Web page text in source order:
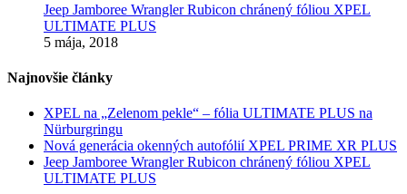
Jeep Jamboree Wrangler Rubicon chránený fóliou XPEL
ULTIMATE PLUS
5 mája, 2018
Najnovšie články
XPEL na „Zelenom pekle“ – fólia ULTIMATE PLUS na
Nürburgringu
Nová generácia okenných autofólií XPEL PRIME XR PLUS
Jeep Jamboree Wrangler Rubicon chránený fóliou XPEL
ULTIMATE PLUS